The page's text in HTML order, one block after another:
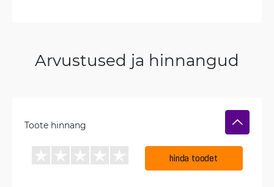
Arvustused ja hinnangud
Toote hinnang
hinda toodet